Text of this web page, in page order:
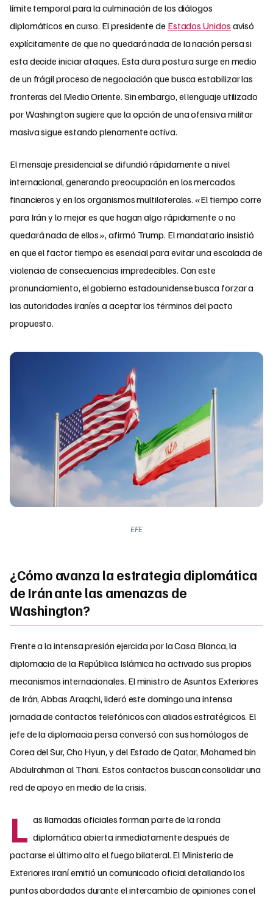
límite temporal para la culminación de los diálogos
diplomáticos en curso. El presidente de Estados Unidos avisó
explícitamente de que no quedará nada de la nación persa si
esta decide iniciar ataques. Esta dura postura surge en medio
de un frágil proceso de negociación que busca estabilizar las
fronteras del Medio Oriente. Sin embargo, el lenguaje utilizado
por Washington sugiere que la opción de una ofensiva militar
masiva sigue estando plenamente activa.
El mensaje presidencial se difundió rápidamente a nivel
internacional, generando preocupación en los mercados
financieros y en los organismos multilaterales. «El tiempo corre
para Irán y lo mejor es que hagan algo rápidamente o no
quedará nada de ellos», afirmó Trump. El mandatario insistió
en que el factor tiempo es esencial para evitar una escalada de
violencia de consecuencias impredecibles. Con este
pronunciamiento, el gobierno estadounidense busca forzar a
las autoridades iraníes a aceptar los términos del pacto
propuesto.
EFE
¿Cómo avanza la estrategia diplomática
de Irán ante las amenazas de
Washington?
Frente a la intensa presión ejercida por la Casa Blanca, la
diplomacia de la República Islámica ha activado sus propios
mecanismos internacionales. El ministro de Asuntos Exteriores
de Irán, Abbas Araqchi, lideró este domingo una intensa
jornada de contactos telefónicos con aliados estratégicos. El
jefe de la diplomacia persa conversó con sus homólogos de
Corea del Sur, Cho Hyun, y del Estado de Qatar, Mohamed bin
Abdulrahman al Thani. Estos contactos buscan consolidar una
red de apoyo en medio de la crisis.
L as llamadas oficiales forman parte de la ronda
diplomática abierta inmediatamente después de
pactarse el último alto el fuego bilateral. El Ministerio de
Exteriores iraní emitió un comunicado oficial detallando los
puntos abordados durante el intercambio de opiniones con el